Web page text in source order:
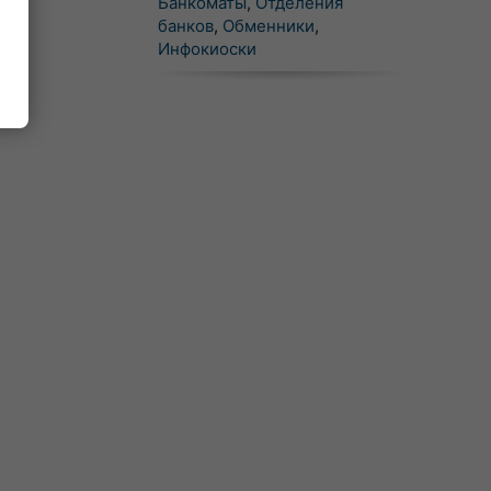
банков, Обменники,
Инфокиоски